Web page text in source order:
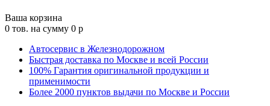
Ваша корзина
0 тов. на сумму 0 p
Автосервис в Железнодорожном
Быстрая доставка по Москве и всей России
100% Гарантия оригинальной продукции и
применимости
Более 2000 пунктов выдачи по Москве и России